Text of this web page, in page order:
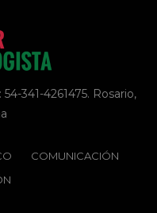
341-4261475. Rosario,
COMUNICACIÓN